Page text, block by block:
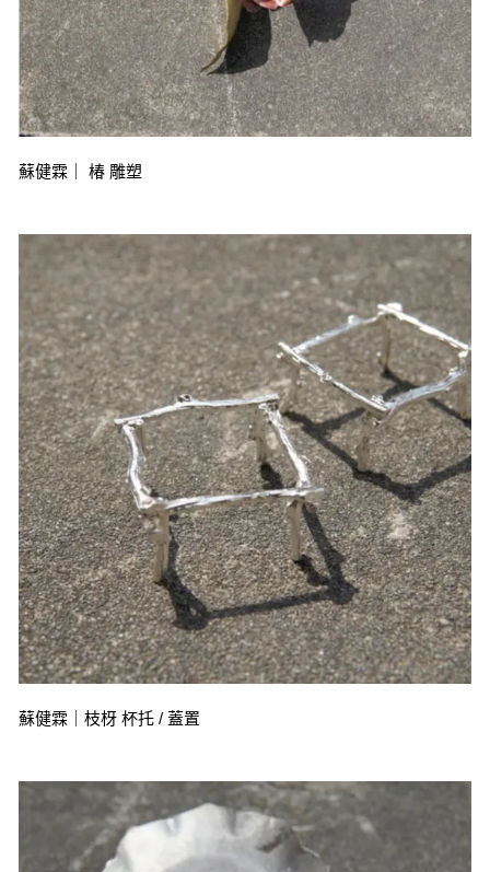
蘇健霖｜ 椿 雕塑
蘇健霖｜枝枒 杯托 / 蓋置